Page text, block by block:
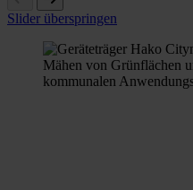
Slider überspringen